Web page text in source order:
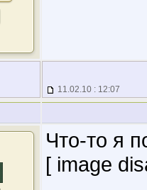
11.02.10 : 12:07
Что-то я
[ image